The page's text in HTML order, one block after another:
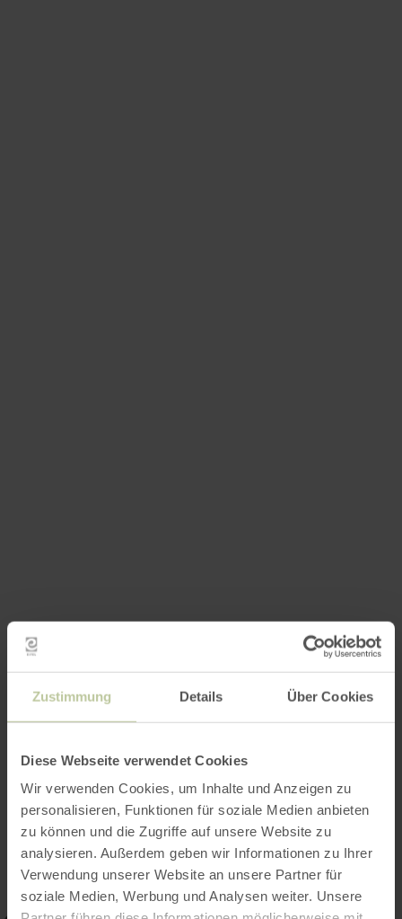
Zustimmung Details Über Cookies
Diese Webseite verwendet Cookies
Wir verwenden Cookies, um Inhalte und Anzeigen zu
personalisieren, Funktionen für soziale Medien anbieten
zu können und die Zugriffe auf unsere Website zu
analysieren. Außerdem geben wir Informationen zu Ihrer
Verwendung unserer Website an unsere Partner für
soziale Medien, Werbung und Analysen weiter. Unsere
Impressionen